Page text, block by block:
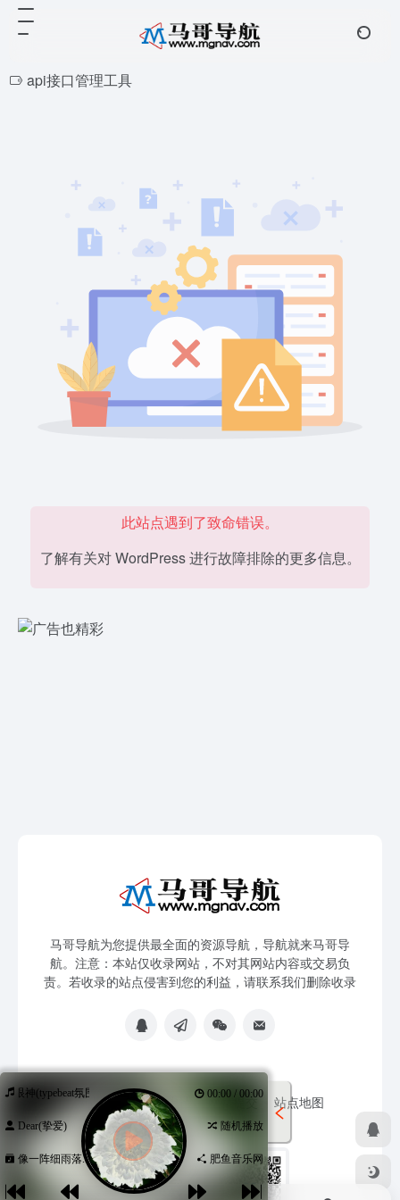
api接口管理工具
此站点遇到了致命错误。
了解有关对 WordPress 进行故障排除的更多信息。
马哥导航为您提供最全面的资源导航，导航就来马哥导
航。注意：本站仅收录网站，不对其网站内容或交易负
责。若收录的站点侵害到您的利益，请联系我们删除收录
免责声明 友链申请 网站提交 站点地图
的眼神(typebeat氛围) 00:00 / 00:00
Dear(挚爱) 随机播放
像一阵细雨落... 肥鱼音乐网